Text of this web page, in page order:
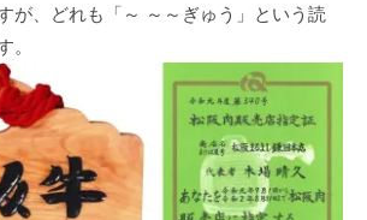
が、どれも「～ ～～ぎゅう」という読
。